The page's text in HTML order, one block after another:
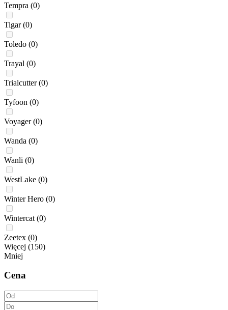
Tempra (0)
Tigar (0)
Toledo (0)
Trayal (0)
Trialcutter (0)
Tyfoon (0)
Voyager (0)
Wanda (0)
Wanli (0)
WestLake (0)
Winter Hero (0)
Wintercat (0)
Zeetex (0)
Więcej (150)
Mniej
Cena